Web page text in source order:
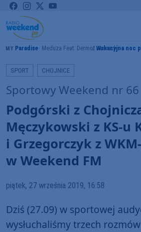
Paradise Meduza Feat. Dermot Kennedy
Wakacyjna noc
SPORT CHOJNICE
Sportowy Weekend nr 66
Podgórski z
Męczykowski z KS-u
i Grzegorczyk z
w Weekend FM
piątek, 27 września 2019, 16:58
Dziś (27.09) w sportowej
wysłuchaliśmy trzech